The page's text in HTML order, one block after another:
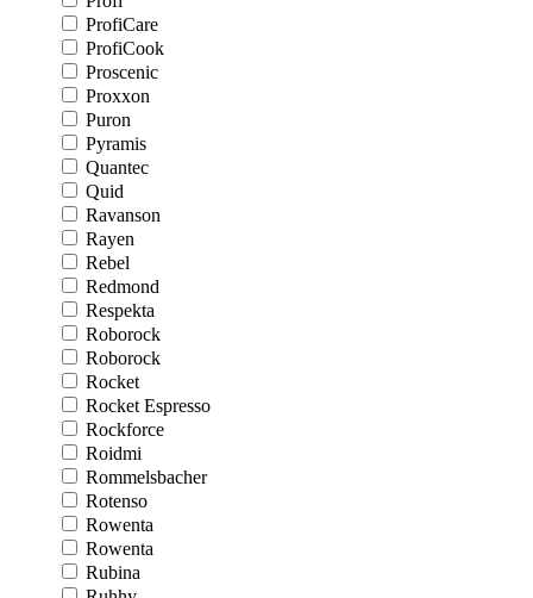
ProfiCare
ProfiCook
Proscenic
Proxxon
Puron
Pyramis
Quantec
Quid
Ravanson
Rayen
Rebel
Redmond
Respekta
Roborock
Roborock
Rocket
Rocket Espresso
Rockforce
Roidmi
Rommelsbacher
Rotenso
Rowenta
Rowenta
Rubina